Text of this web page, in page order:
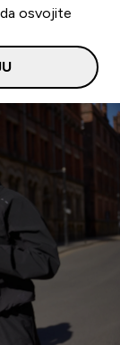
osvojite